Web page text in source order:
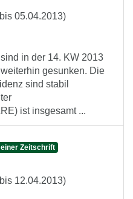
05.04.2013)
in der 14. KW 2013
gesunken. Die
sind stabil
ist insgesamt ...
Zeitschrift
12.04.2013)